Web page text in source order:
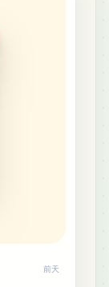
前天